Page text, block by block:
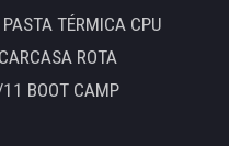
TÉRMICA CPU
ROTA
BOOT CAMP